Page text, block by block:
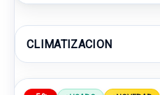
CLIMATIZACION